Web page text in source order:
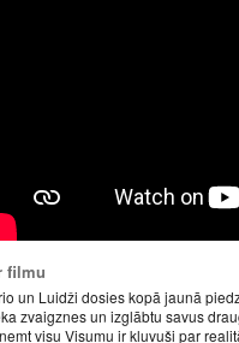
filmu
un Luidži dosies kopā jaunā
zvaigznes un izglābtu savus
visu Visumu ir kļuvuši par